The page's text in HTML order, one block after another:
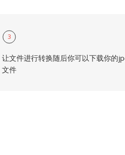
3
让文件进行转换随后你可以下载你的
文件